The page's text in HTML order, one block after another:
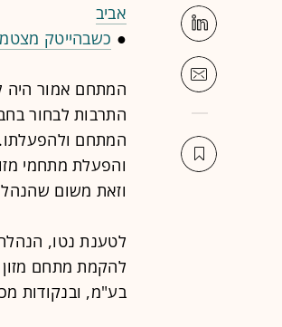
אביב
● כשבהייטק מצטמצמים, מי
המתחם אמור היה
והפעלת מתחמי
וזאת משום
לטענת נטו,
להקמת מתחם
בע"מ, ובנקודות